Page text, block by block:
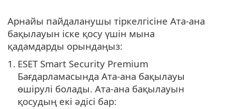
Арнайы пайдаланушы тіркелгісіне Ата-ана
бақылауын іске қосу үшін мына
қадамдарды орындаңыз:
1. ESET Smart Security Premium
Бағдарламасында Ата-ана бақылауы
өшірулі болады. Ата-ана бақылауын
қосудың екі әдісі бар: